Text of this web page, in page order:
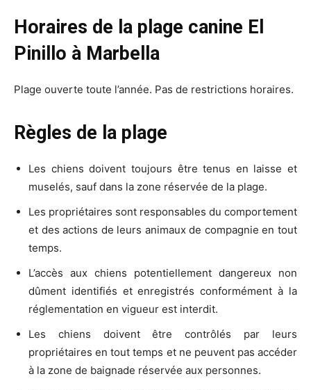
Horaires de la plage canine El
Pinillo à Marbella
Plage ouverte toute l’année. Pas de restrictions horaires.
Règles de la plage
Les chiens doivent toujours être tenus en laisse et
muselés, sauf dans la zone réservée de la plage.
Les propriétaires sont responsables du comportement
et des actions de leurs animaux de compagnie en tout
temps.
L’accès aux chiens potentiellement dangereux non
dûment identifiés et enregistrés conformément à la
réglementation en vigueur est interdit.
Les chiens doivent être contrôlés par leurs
propriétaires en tout temps et ne peuvent pas accéder
à la zone de baignade réservée aux personnes.